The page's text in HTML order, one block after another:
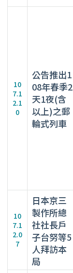
10
7.1
2.1
0
公告推出1
08年春季2
天1夜(含
以上)之郵
輪式列車
10
7.1
2.0
7
日本京三
製作所總
社社長戶
子台努等5
人拜訪本
局